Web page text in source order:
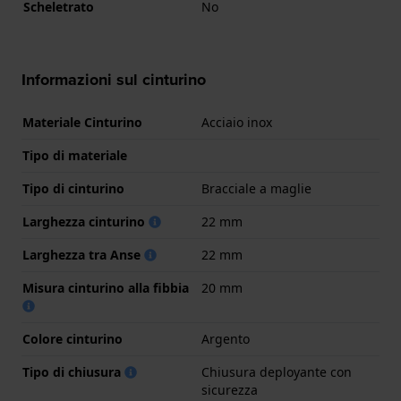
Scheletrato
No
Informazioni sul cinturino
Materiale Cinturino
Acciaio inox
Tipo di materiale
Tipo di cinturino
Bracciale a maglie
Larghezza cinturino
22 mm
Larghezza tra Anse
22 mm
Misura cinturino alla fibbia
20 mm
Colore cinturino
Argento
Tipo di chiusura
Chiusura deployante con
sicurezza